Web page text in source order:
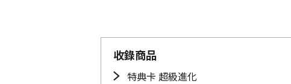
收錄商品
特典卡 超級進化